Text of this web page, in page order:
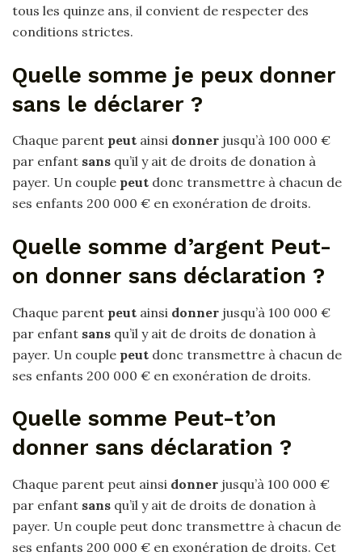
tous les quinze ans, il convient de respecter des
conditions strictes.
Quelle somme je peux donner
sans le déclarer ?
Chaque parent peut ainsi donner jusqu’à 100 000 €
par enfant sans qu’il y ait de droits de donation à
payer. Un couple peut donc transmettre à chacun de
ses enfants 200 000 € en exonération de droits.
Quelle somme d’argent Peut-
on donner sans déclaration ?
Chaque parent peut ainsi donner jusqu’à 100 000 €
par enfant sans qu’il y ait de droits de donation à
payer. Un couple peut donc transmettre à chacun de
ses enfants 200 000 € en exonération de droits.
Quelle somme Peut-t’on
donner sans déclaration ?
Chaque parent peut ainsi donner jusqu’à 100 000 €
par enfant sans qu’il y ait de droits de donation à
payer. Un couple peut donc transmettre à chacun de
ses enfants 200 000 € en exonération de droits. Cet